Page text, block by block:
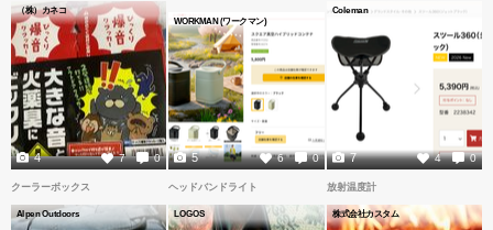
（株）カネコ
7 0
4
WORKMAN (ワークマン)
6 0
5
Coleman
4 0
7
クーラーボックス
Alpen Outdoors
ヘッドバンドライト
LOGOS
放射温度計
株式会社カスタム